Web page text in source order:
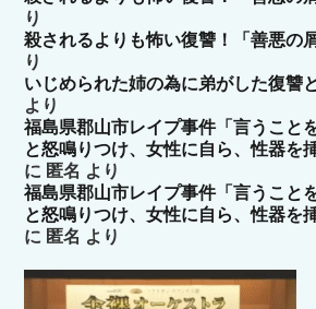
り
殺されるよりも怖い復讐！「善悪の
り
いじめられた姉の為に弟がした復讐
より
福島県郡山市レイプ事件「言うこと
と怒鳴りつけ、女性に自ら、性器を
に 匿名 より
福島県郡山市レイプ事件「言うこと
と怒鳴りつけ、女性に自ら、性器を
に 匿名 より